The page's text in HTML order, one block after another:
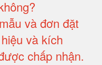
và đơn đặt
và kích
chấp nhận.